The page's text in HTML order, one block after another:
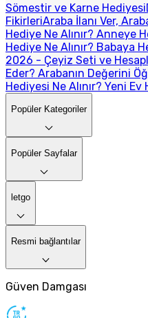
Sömestir ve Karne Hediyesi
FikirleriAraba İlanı Ver,
Hediye Ne Alınır? Anneye
Hediye Ne Alınır? Babaya
2026 - Çeyiz Seti ve
Eder? Arabanın Değerini
Hediyesi Ne Alınır? Yeni
Popüler Kategoriler
Popüler Sayfalar
letgo
Resmi bağlantılar
Güven Damgası